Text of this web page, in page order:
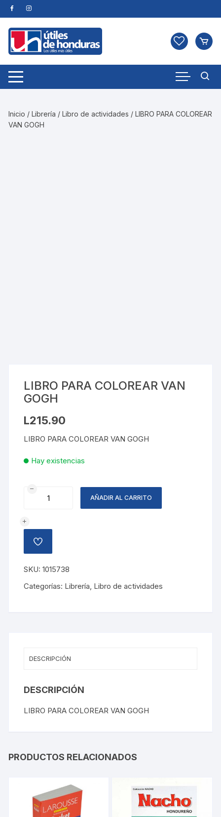
Skip
to
content
Inicio /Librería /Libro de actividades / LIBRO PARA COLOREAR
VAN GOGH
LIBRO PARA COLOREAR VAN
GOGH
L215.90
LIBRO PARA COLOREAR VAN GOGH
Hay existencias
LIBRO
VAN
GOGH
cantidad
AÑADIR AL CARRITO
AÑADIR
A
LISTA
DE
DESEOS
SKU:1015738
Categorías: Librería, Libro de actividades
DESCRIPCIÓN
DESCRIPCIÓN
LIBRO PARA COLOREAR VAN GOGH
PRODUCTOS RELACIONADOS